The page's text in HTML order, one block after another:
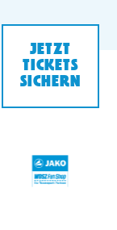
JETZT
TICKETS
SICHERN